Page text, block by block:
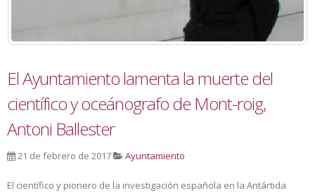
El Ayuntamiento lamenta la muerte del
científico y oceánografo de Mont-roig,
Antoni Ballester
21 de febrero de 2017 Ayuntamiento
El científico y pionero de la investigación española en la Antártida